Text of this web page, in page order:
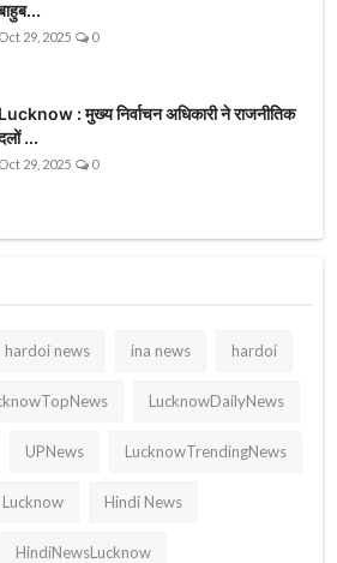
Oct 29, 2025 0
Lucknow : मुख्य निर्वाचन अधिकारी ने राजनीतिक
...
Oct 29, 2025 0
hardoi news ina news hardoi
LucknowDailyNews
UPNews LucknowTrendingNews
Lucknow Hindi News
HindiNewsLucknow